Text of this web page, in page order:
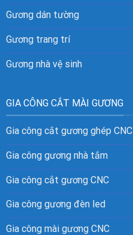
Gương dán tường
Gương trang trí
Gương nhà vệ sinh
GIA CÔNG CẮT MÀI GƯƠNG
Gia công cắt gương ghép CNC
Gia công gương nhà tắm
Gia công cắt gương CNC
Gia công gương đèn led
Gia công mài gương CNC